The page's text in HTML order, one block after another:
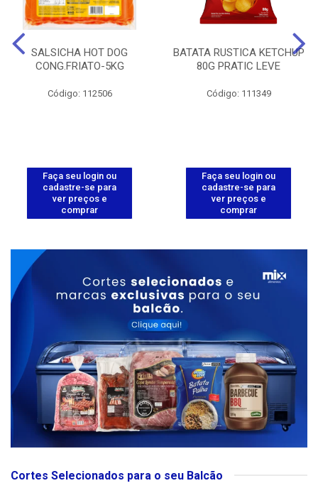
SALSICHA HOT DOG
CONG.FRIATO-5KG
Código: 112506
Faça seu login ou
cadastre-se para
ver preços e
comprar
BATATA RUSTICA KETCHUP
80G PRATIC LEVE
Código: 111349
Faça seu login ou
cadastre-se para
ver preços e
comprar
Cortes Selecionados para o seu Balcão